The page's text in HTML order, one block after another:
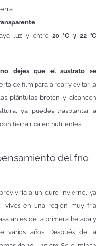
luz y entre 20 °C y 22 °C
no dejes que el sustrato se
de film para airear y evitar la
plántulas broten y alcancen
ya puedes trasplantar a
tierra rica en nutrientes.
del frío
a un duro invierno, ya
vives en una región muy fría
antes de la primera helada y
varios años. Después de la